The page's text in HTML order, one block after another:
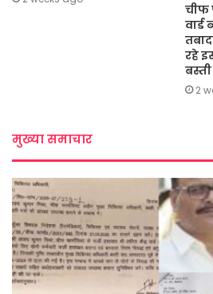
चीफ
रहे
2
मुख्या समाचार